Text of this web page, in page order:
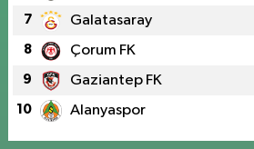
7 Galatasaray
8 Çorum FK
9 Gaziantep FK
10 Alanyaspor